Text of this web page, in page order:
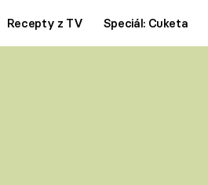
Recepty z TV Speciál: Cuketa